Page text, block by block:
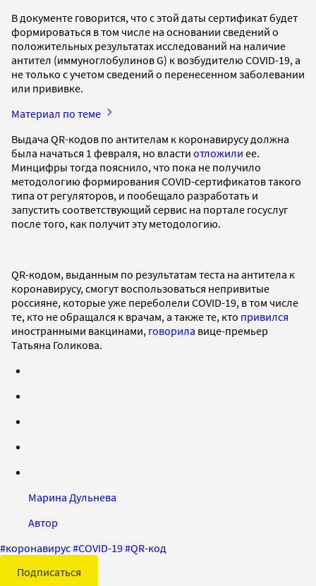
В документе говорится, что с этой даты сертификат будет
формироваться в том числе на основании сведений о
положительных результатах исследований на наличие
антител (иммуноглобулинов G) к возбудителю COVID-19, а
не только с учетом сведений о перенесенном заболевании
или прививке.
Материал по теме
Выдача QR-кодов по антителам к коронавирусу должна
была начаться 1 февраля, но власти отложили ее.
Минцифры тогда пояснило, что пока не получило
методологию формирования COVID-сертификатов такого
типа от регуляторов, и пообещало разработать и
запустить соответствующий сервис на портале госуслуг
после того, как получит эту методологию.
QR-кодом, выданным по результатам теста на антитела к
коронавирусу, смогут воспользоваться непривитые
россияне, которые уже переболели COVID-19, в том числе
те, кто не обращался к врачам, а также те, кто привился
иностранными вакцинами, говорила вице-премьер
Татьяна Голикова.
Марина Дульнева
Автор
#коронавирус#COVID-19#QR-код
Подписаться